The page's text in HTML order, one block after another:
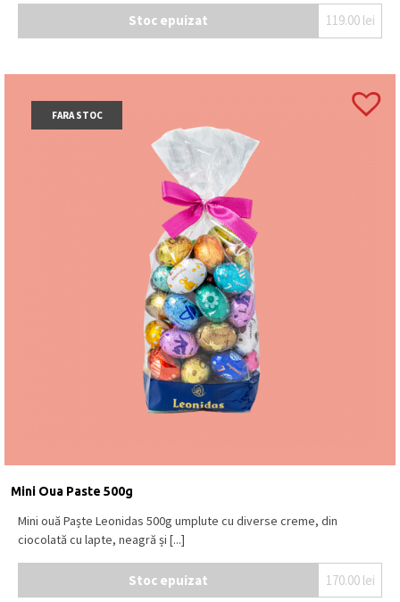
Stoc epuizat 119.00 lei
FARA STOC
Mini Oua Paste 500g
Mini ouă Paște Leonidas 500g umplute cu diverse creme, din
ciocolată cu lapte, neagră și [...]
Stoc epuizat 170.00 lei